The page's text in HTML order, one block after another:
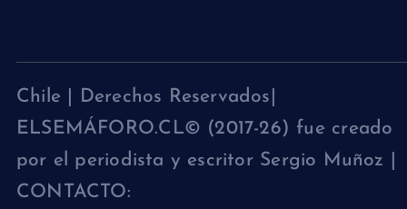
Chile | Derechos Reservados|
ELSEMÁFORO.CL© (2017-26) fue creado
por el periodista y escritor Sergio Muñoz |
CONTACTO: